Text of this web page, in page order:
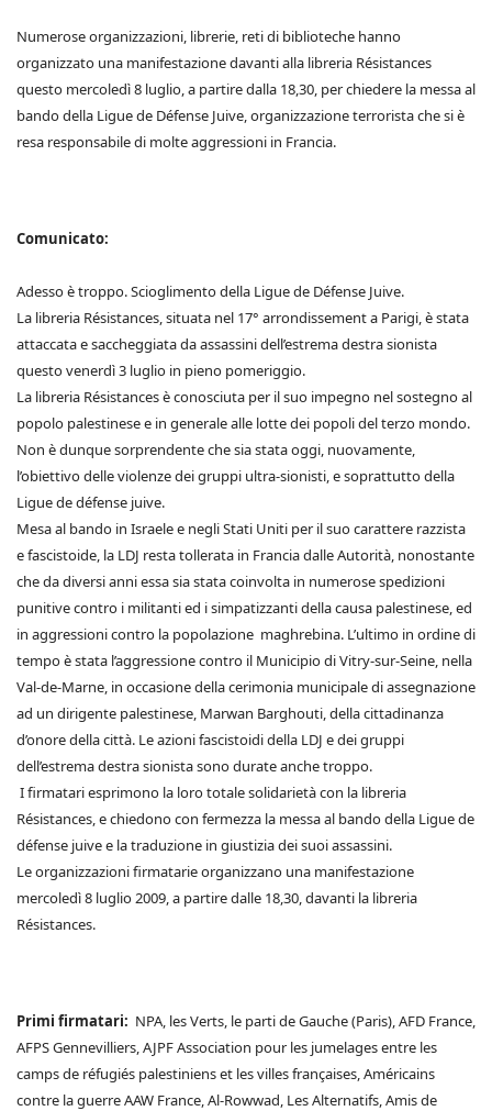
Numerose organizzazioni, librerie, reti di biblioteche hanno
organizzato una manifestazione davanti alla libreria Résistances
questo mercoledì 8 luglio, a partire dalla 18,30, per chiedere la messa al
bando della Ligue de Défense Juive, organizzazione terrorista che si è
resa responsabile di molte aggressioni in Francia.
Comunicato:
Adesso è troppo. Scioglimento della Ligue de Défense Juive.
La libreria Résistances, situata nel 17° arrondissement a Parigi, è stata
attaccata e saccheggiata da assassini dell’estrema destra sionista
questo venerdì 3 luglio in pieno pomeriggio.
La libreria Résistances è conosciuta per il suo impegno nel sostegno al
popolo palestinese e in generale alle lotte dei popoli del terzo mondo.
Non è dunque sorprendente che sia stata oggi, nuovamente,
l’obiettivo delle violenze dei gruppi ultra-sionisti, e soprattutto della
Ligue de défense juive.
Mesa al bando in Israele e negli Stati Uniti per il suo carattere razzista
e fascistoide, la LDJ resta tollerata in Francia dalle Autorità, nonostante
che da diversi anni essa sia stata coinvolta in numerose spedizioni
punitive contro i militanti ed i simpatizzanti della causa palestinese, ed
in aggressioni contro la popolazione maghrebina. L’ultimo in ordine di
tempo è stata l’aggressione contro il Municipio di Vitry-sur-Seine, nella
Val-de-Marne, in occasione della cerimonia municipale di assegnazione
ad un dirigente palestinese, Marwan Barghouti, della cittadinanza
d’onore della città. Le azioni fascistoidi della LDJ e dei gruppi
dell’estrema destra sionista sono durate anche troppo.
I firmatari esprimono la loro totale solidarietà con la libreria
Résistances, e chiedono con fermezza la messa al bando della Ligue de
défense juive e la traduzione in giustizia dei suoi assassini.
Le organizzazioni firmatarie organizzano una manifestazione
mercoledì 8 luglio 2009, a partire dalle 18,30, davanti la libreria
Résistances.
Primi firmatari: NPA, les Verts, le parti de Gauche (Paris), AFD France,
AFPS Gennevilliers, AJPF Association pour les jumelages entre les
camps de réfugiés palestiniens et les villes françaises, Américains
contre la guerre AAW France, Al-Rowwad, Les Alternatifs, Amis de